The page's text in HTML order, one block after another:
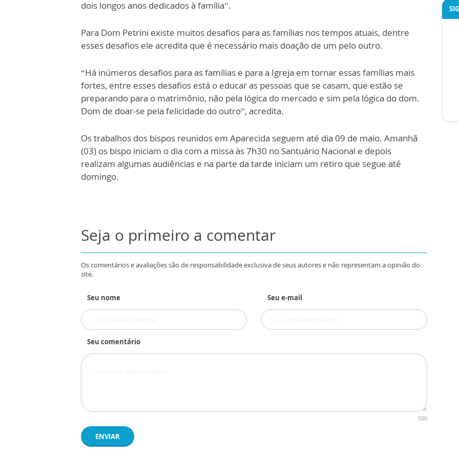
dois longos anos dedicados à família”.
Para Dom Petrini existe muitos desafios para as famílias nos tempos atuais, dentre
esses desafios ele acredita que é necessário mais doação de um pelo outro.
“Há inúmeros desafios para as famílias e para a Igreja em tornar essas famílias mais
fortes, entre esses desafios está o educar as pessoas que se casam, que estão se
preparando para o matrimônio, não pela lógica do mercado e sim pela lógica do dom.
Dom de doar-se pela felicidade do outro”, acredita.
Os trabalhos dos bispos reunidos em Aparecida seguem até dia 09 de maio. Amanhã
(03) os bispo iniciam o dia com a missa às 7h30 no Santuário Nacional e depois
realizam algumas audiências e na parte da tarde iniciam um retiro que segue até
domingo.
Seja o primeiro a comentar
Os comentários e avaliações são de responsabilidade exclusiva de seus autores e não representam a opinião do
site.
Seu nome Seu e-mail
Seu comentário
500
ENVIAR